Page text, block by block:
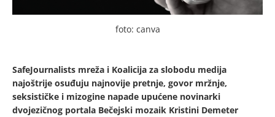
foto: canva
SafeJournalists mreža i Koalicija za slobodu medija
najoštrije osuđuju najnovije pretnje, govor mržnje,
seksističke i mizogine napade upućene novinarki
dvojezičnog portala Bečejski mozaik Kristini Demeter